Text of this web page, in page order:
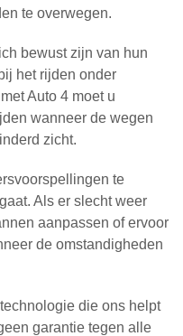
te overwegen.
bewust zijn van hun
het rijden onder
Auto 4 moet u
wanneer de wegen
zicht.
te
Als er slecht weer
aanpassen of ervoor
de omstandigheden
die ons helpt
garantie tegen alle